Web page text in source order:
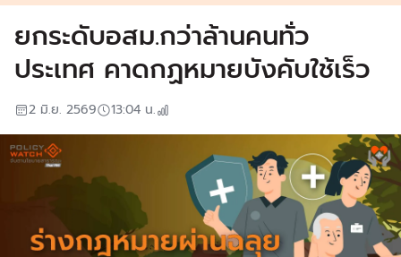
ยกระดับอสม.กว่าล้านคนทั่ว
ประเทศ คาดกฏหมายบังคับใช้เร็ว
2 มิ.ย. 2569 13:04 น.